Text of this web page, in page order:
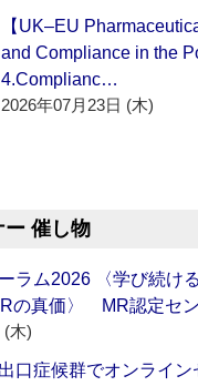
【UK–EU
and Compliance in the
4.Complianc…
2026年07月23日 (木)
ー 催し物
ラム2026 〈学び続け
の真価〉 MR認定セ
(木)
口症候群でオンライ